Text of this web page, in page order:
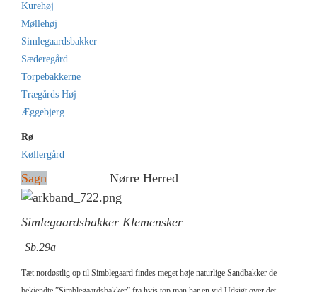
Kurehøj
Møllehøj
Simlegaardsbakker
Sæderegård
Torpebakkerne
Trægårds Høj
Æggebjerg
Rø
Køllergård
Sagn Nørre Herred
Simlegaardsbakker Klemensker
Sb.29a
Tæt nordøstlig op til Simblegaard findes meget høje naturlige Sandbakker de